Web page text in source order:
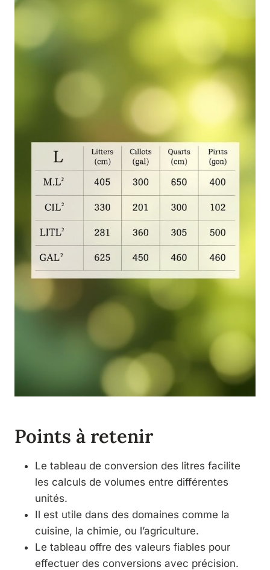
Points à retenir
Le tableau de conversion des litres facilite
les calculs de volumes entre différentes
unités.
Il est utile dans des domaines comme la
cuisine, la chimie, ou l’agriculture.
Le tableau offre des valeurs fiables pour
effectuer des conversions avec précision.